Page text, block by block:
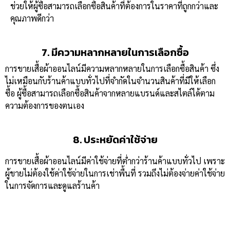
ช่วยให้ผู้ซื้อสามารถเลือกซื้อสินค้าที่ต้องการในราคาที่ถูกกว่าและ
คุณภาพดีกว่า
7. มีความหลากหลายในการเลือกซื้อ
การขายเสื้อผ้าออนไลน์มีความหลากหลายในการเลือกซื้อสินค้า ซึ่ง
ไม่เหมือนกับร้านค้าแบบทั่วไปที่จำกัดในจำนวนสินค้าที่มีให้เลือก
ซื้อ ผู้ซื้อสามารถเลือกซื้อสินค้าจากหลายแบรนด์และสไตล์ได้ตาม
ความต้องการของตนเอง
8. ประหยัดค่าใช้จ่าย
การขายเสื้อผ้าออนไลน์มีค่าใช้จ่ายที่ต่ำกว่าร้านค้าแบบทั่วไป เพราะ
ผู้ขายไม่ต้องใช้ค่าใช้จ่ายในการเช่าพื้นที่ รวมถึงไม่ต้องจ่ายค่าใช้จ่าย
ในการจัดการและดูแลร้านค้า